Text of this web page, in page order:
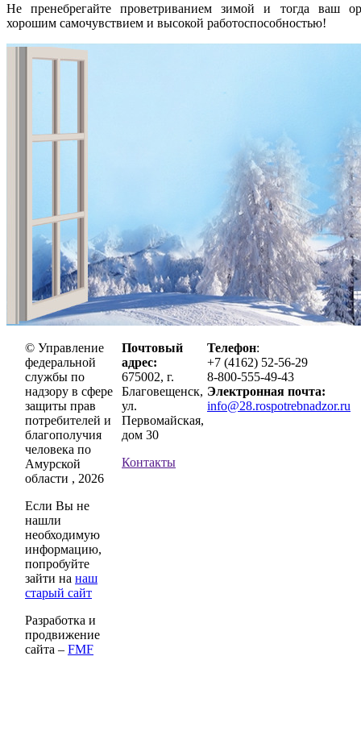
Не пренебрегайте проветриванием зимой и тогда ваш
хорошим самочувствием и высокой работоспособностью!
© Управление
федеральной
службы по
надзору в сфере
защиты прав
потребителей и
благополучия
человека по
Амурской
области , 2026
Если Вы не
нашли
необходимую
информацию,
попробуйте
зайти на наш
старый сайт
Разработка и
продвижение
сайта – FMF
Почтовый
адрес:
675002, г.
Благовещенск,
ул.
Первомайская,
дом 30
Контакты
Телефон:
+7 (4162) 52-56-29
8-800-555-49-43
Электронная почта:
info@28.rospotrebnadzor.ru